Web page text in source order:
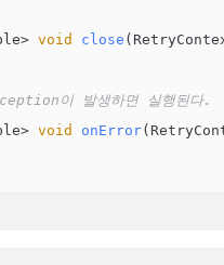
void close (
이 발생하면 실행된다.
void onError(